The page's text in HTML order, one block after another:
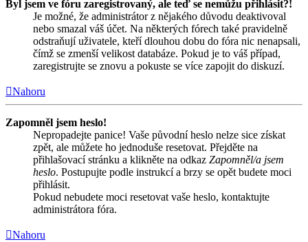
Byl jsem ve fóru zaregistrovaný, ale teď se nemůžu přihlásit?!
Je možné, že administrátor z nějakého důvodu deaktivoval
nebo smazal váš účet. Na některých fórech také pravidelně
odstraňují uživatele, kteří dlouhou dobu do fóra nic nenapsali,
čímž se zmenší velikost databáze. Pokud je to váš případ,
zaregistrujte se znovu a pokuste se více zapojit do diskuzí.
Nahoru
Zapomněl jsem heslo!
Nepropadejte panice! Vaše původní heslo nelze sice získat
zpět, ale můžete ho jednoduše resetovat. Přejděte na
přihlašovací stránku a klikněte na odkaz Zapomněl/a jsem
heslo. Postupujte podle instrukcí a brzy se opět budete moci
přihlásit.
Pokud nebudete moci resetovat vaše heslo, kontaktujte
administrátora fóra.
Nahoru